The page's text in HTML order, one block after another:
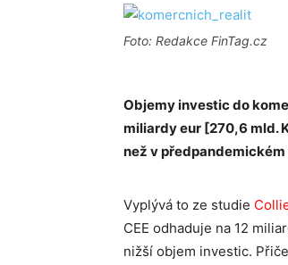
Foto: Redakce FinTag.cz
Objemy investic do
miliardy eur [270,6 mld.
než v předpandemickém
Vyplývá to ze studie
CEE odhaduje na 12
nižší objem investic.